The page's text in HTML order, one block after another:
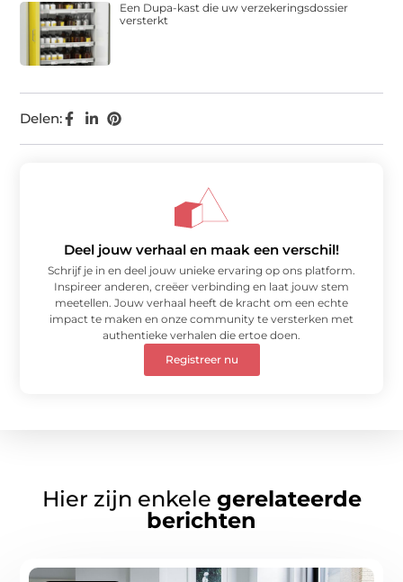
Delen:
Een Dupa-kast die uw verzekeringsdossier
versterkt
Deel jouw verhaal en maak een verschil!
Schrijf je in en deel jouw unieke ervaring op ons platform.
Inspireer anderen, creëer verbinding en laat jouw stem
meetellen. Jouw verhaal heeft de kracht om een echte
impact te maken en onze community te versterken met
authentieke verhalen die ertoe doen.
Registreer nu
Hier zijn enkele gerelateerde
berichten